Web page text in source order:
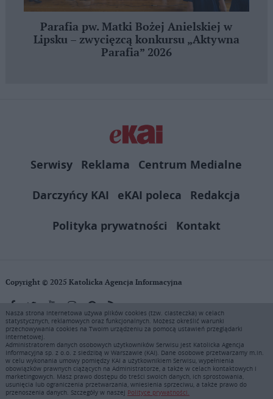
Parafia pw. Matki Bożej Anielskiej w
Lipsku – zwycięzcą konkursu „Aktywna
Parafia” 2026
Serwisy Reklama
Centrum Medialne
Darczyńcy KAI
eKAI poleca
Redakcja
Polityka prywatności
Kontakt
Copyright © 2025 Katolicka Agencja Informacyjna
KAI zastrzega wszelkie prawa do serwisu. Użytkownicy mogą pobierać
i drukować fragmenty zawartości serwisu internetowego www.ekai.pl
wyłącznie do użytku osobistego. Publikacja, rozpowszechnianie
zawartości niniejszego serwisu lub jej sprzedaż (także framing i in.
podobne metody), są bez uprzedniej pisemnej zgody KAI zabronione i
stanowią naruszenie ustaw o prawie autorskim, ochronie baz danych i
uczciwej konkurencji - będą ścigane przy pomocy wszelkich
Nasza strona internetowa używa plików cookies (tzw. ciasteczka) w celach
statystycznych, reklamowych oraz funkcjonalnych. Możesz określić warunki
przechowywania cookies na Twoim urządzeniu za pomocą ustawień przeglądarki
internetowej.
Administratorem danych osobowych użytkowników Serwisu jest Katolicka Agencja
Informacyjna sp. z o.o. z siedzibą w Warszawie (KAI). Dane osobowe przetwarzamy m.in.
w celu wykonania umowy pomiędzy KAI a użytkownikiem Serwisu, wypełnienia
obowiązków prawnych ciążących na Administratorze, a także w celach kontaktowych i
marketingowych. Masz prawo dostępu do treści swoich danych, ich sprostowania,
usunięcia lub ograniczenia przetwarzania, wniesienia sprzeciwu, a także prawo do
przenoszenia danych. Szczegóły w naszej Polityce prywatności.